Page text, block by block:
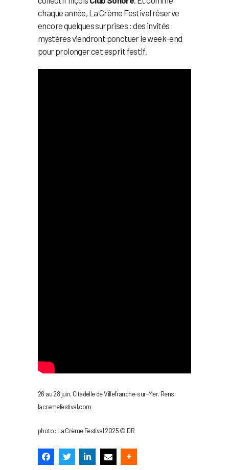
chaque année, La Crème Festival réserve
encore quelques surprises : des invités
mystères viendront ponctuer le week-end
pour prolonger cet esprit festif.
26 au 28 juin, Citadelle de Villefranche-sur-Mer. Rens:
lacremefestival.com
photo : La Crème Festival 2025 © DR